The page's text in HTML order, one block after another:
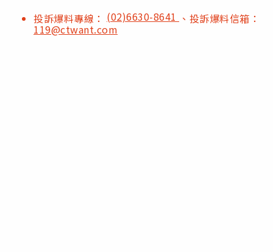
投訴爆料專線： (02)6630-8641 、投訴爆料信箱：
119@ctwant.com